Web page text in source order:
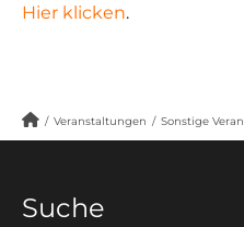
Hier klicken.
/ Veranstaltungen / Sonstige
Suche